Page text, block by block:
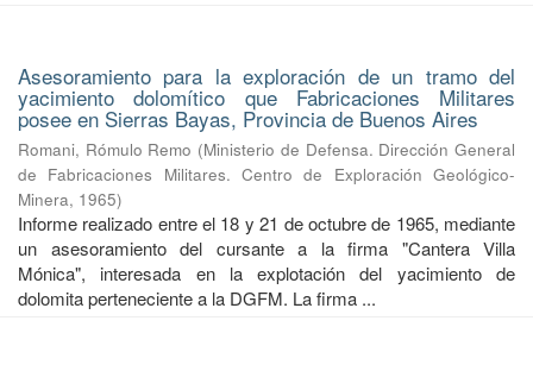
Asesoramiento para la exploración de un tramo del
yacimiento dolomítico que Fabricaciones Militares
posee en Sierras Bayas, Provincia de Buenos Aires
Romani, Rómulo Remo (Ministerio de Defensa. Dirección General
de Fabricaciones Militares. Centro de Exploración Geológico-
Minera, 1965)
Informe realizado entre el 18 y 21 de octubre de 1965, mediante
un asesoramiento del cursante a la firma "Cantera Villa
Mónica", interesada en la explotación del yacimiento de
dolomita perteneciente a la DGFM. La firma ...